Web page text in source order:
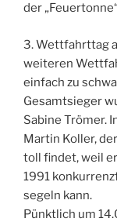
der
3. Wettfahrttag
weiteren
einfach zu
Gesamtsieger
Sabine Trömer.
Martin Koller,
toll findet, weil
1991
segeln kann.
Pünktlich um